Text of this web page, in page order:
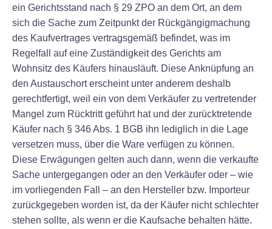
ein Gerichtsstand nach § 29 ZPO an dem Ort, an dem
sich die Sache zum Zeitpunkt der Rückgängigmachung
des Kaufvertrages vertragsgemäß befindet, was im
Regelfall auf eine Zuständigkeit des Gerichts am
Wohnsitz des Käufers hinausläuft. Diese Anknüpfung an
den Austauschort erscheint unter anderem deshalb
gerechtfertigt, weil ein von dem Verkäufer zu vertretender
Mangel zum Rücktritt geführt hat und der zurücktretende
Käufer nach § 346 Abs. 1 BGB ihn lediglich in die Lage
versetzen muss, über die Ware verfügen zu können.
Diese Erwägungen gelten auch dann, wenn die verkaufte
Sache untergegangen oder an den Verkäufer oder – wie
im vorliegenden Fall – an den Hersteller bzw. Importeur
zurückgegeben worden ist, da der Käufer nicht schlechter
stehen sollte, als wenn er die Kaufsache behalten hätte.